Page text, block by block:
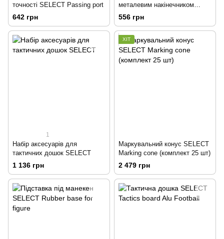
точності SELECT Passing port
642 грн
металевим накінечником
SELECT Corner pole with metal
556 грн
1
Набір аксесуарів для
тактичних дошок SELECT
1 136 грн
ХІТ
Маркувальний конус SELECT
Marking cone (комплект 25 шт)
2 479 грн